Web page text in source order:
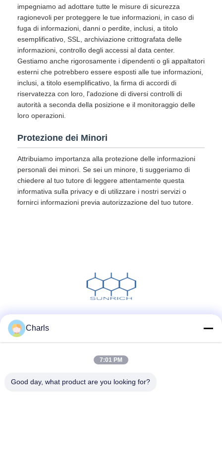
impegniamo ad adottare tutte le misure di sicurezza
ragionevoli per proteggere le tue informazioni, in caso di
fuga di informazioni, danni o perdite, inclusi, a titolo
esemplificativo, SSL, archiviazione crittografata delle
informazioni, controllo degli accessi al data center.
Gestiamo anche rigorosamente i dipendenti o gli appaltatori
esterni che potrebbero essere esposti alle tue informazioni,
inclusi, a titolo esemplificativo, la firma di accordi di
riservatezza con loro, l'adozione di diversi controlli di
autorità a seconda della posizione e il monitoraggio delle
loro operazioni.
Protezione dei Minori
Attribuiamo importanza alla protezione delle informazioni
personali dei minori. Se sei un minore, ti suggeriamo di
chiedere al tuo tutore di leggere attentamente questa
informativa sulla privacy e di utilizzare i nostri servizi o
fornirci informazioni previa autorizzazione del tuo tutore.
Charls
7:01 PM
Good day, what product are you looking for?